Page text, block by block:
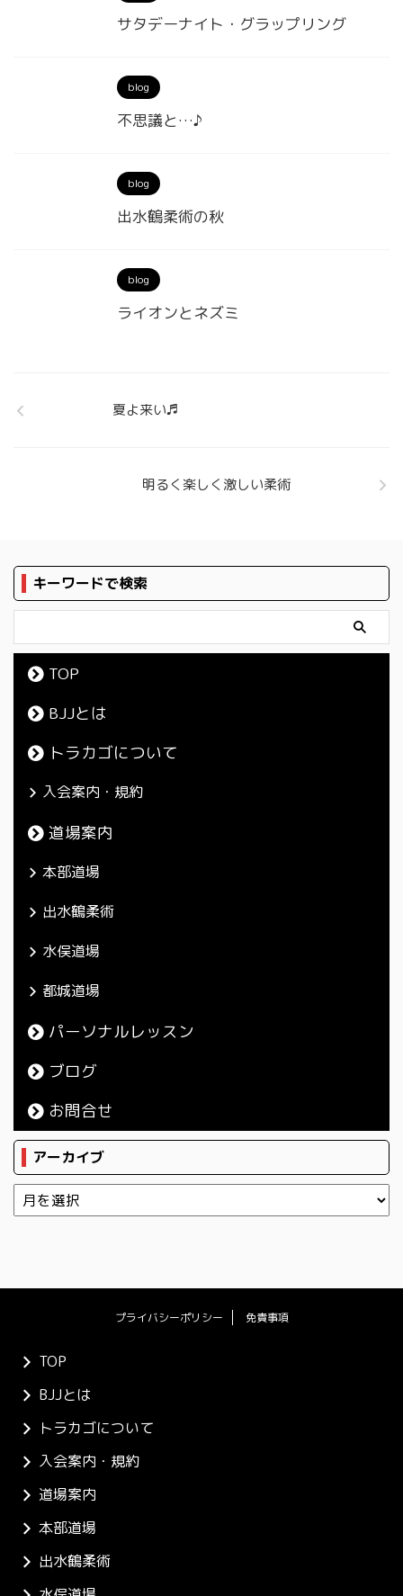
サタデーナイト・グラップリング
blog
不思議と…♪
blog
出水鶴柔術の秋
blog
ライオンとネズミ
夏よ来い♬
明るく楽しく激しい柔術
キーワードで検索
TOP
BJJとは
トラカゴについて
入会案内・規約
道場案内
本部道場
出水鶴柔術
水俣道場
都城道場
パーソナルレッスン
ブログ
お問合せ
アーカイブ
プライバシーポリシー 免責事項
TOP
BJJとは
トラカゴについて
入会案内・規約
道場案内
本部道場
出水鶴柔術